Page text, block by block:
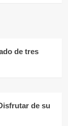
de tres
de su